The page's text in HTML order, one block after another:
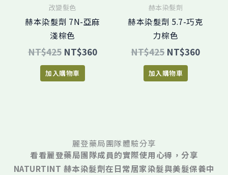
改變髮色
赫本染髮劑 7N-亞麻
淺棕色
NT$425 NT$360
加入購物車
赫本染髮劑
赫本染髮劑 5.7-巧克
力棕色
NT$425 NT$360
加入購物車
麗登藥局團隊體驗分享
看看麗登藥局團隊成員的實際使用心得，分享
NATURTINT 赫本染髮劑在日常居家染髮與美髮保養中